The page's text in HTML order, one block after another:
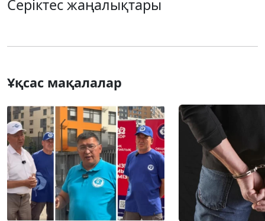
Серіктес жаңалықтары
Ұқсас мақалалар